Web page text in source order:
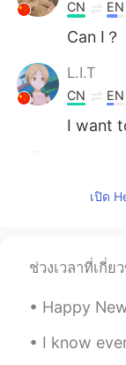
CN EN
Can I？
L.I.T
CN EN
I want
CN EN
May I
weirdo
เปิด
ช่วงเวลาที่เกี่ย
Happy New Year. The
I know everyone’s